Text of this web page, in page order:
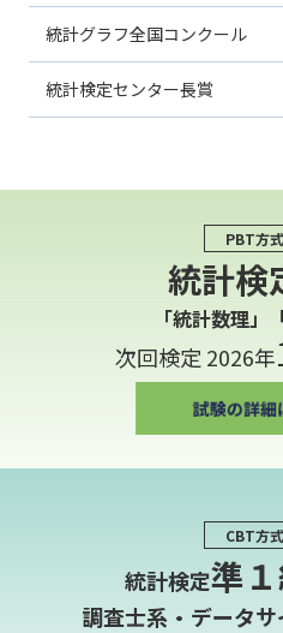
統計グラフ全国コンクール
統計検定センター長賞
PBT方
統計検
「統計数理」
次回検定 2026年
CBT方
統計検定準
調査士系・データ